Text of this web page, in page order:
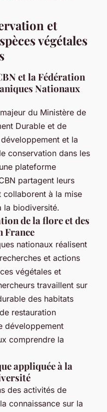
et
végétales
et la Fédération
Nationaux
du Ministère de
Durable et de
et la
conservation dans les
plateforme
partagent leurs
collaborent à la mise
la biodiversité.
de la flore et des
France
nationaux réalisent
et actions
végétales et
travaillent sur
des habitats
restauration
développement
comprendre la
appliquée à la
des activités de
connaissance sur la